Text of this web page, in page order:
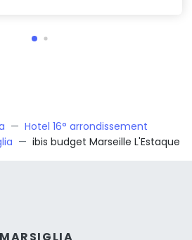
Hotel 16° arrondissement
ibis budget Marseille L'Estaque